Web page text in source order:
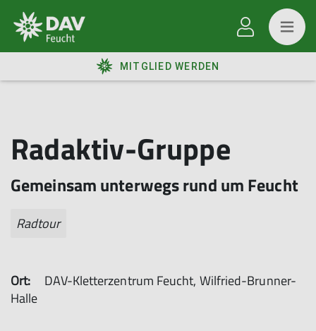
MITGLIED WERDEN
Radaktiv-Gruppe
Gemeinsam unterwegs rund um Feucht
Radtour
Ort:
DAV-Kletterzentrum Feucht, Wilfried-Brunner-
Halle